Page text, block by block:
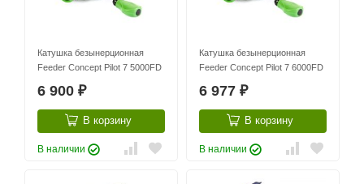
Катушка безынерционная
Feeder Concept Pilot 7 5000FD
6 900 ₽
В корзину
В наличии
Катушка безынерционная
Feeder Concept Pilot 7 6000FD
6 977 ₽
В корзину
В наличии